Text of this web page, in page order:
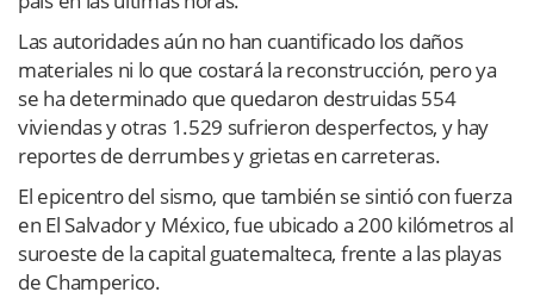
Las autoridades aún no han cuantificado los daños
materiales ni lo que costará la reconstrucción, pero ya
se ha determinado que quedaron destruidas 554
viviendas y otras 1.529 sufrieron desperfectos, y hay
reportes de derrumbes y grietas en carreteras.
El epicentro del sismo, que también se sintió con fuerza
en El Salvador y México, fue ubicado a 200 kilómetros al
suroeste de la capital guatemalteca, frente a las playas
de Champerico.